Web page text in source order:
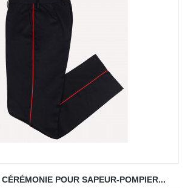
POUR SAPEUR-POMPIER...